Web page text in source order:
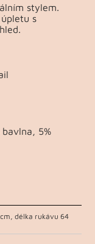
stylem.
s
5%
délka rukávu 64